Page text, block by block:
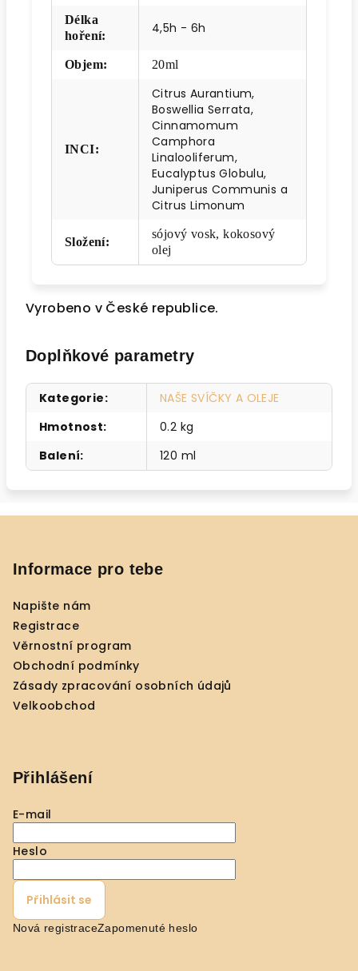
Délka
hoření: 4,5h - 6h
Objem: 20ml
INCI:
Citrus Aurantium,
Boswellia Serrata,
Cinnamomum
Camphora
Linalooliferum,
Eucalyptus Globulu,
Juniperus Communis a
Citrus Limonum
Složení:
sójový vosk, kokosový
olej
Vyrobeno v České republice.
Doplňkové parametry
Kategorie:
NAŠE SVÍČKY A OLEJE
Hmotnost:
0.2 kg
Balení: 120 ml
Informace pro tebe
Napište nám
Registrace
Věrnostní program
Obchodní podmínky
Zásady zpracování osobních údajů
Velkoobchod
Přihlášení
E-mail
Heslo
Přihlásit se
Nová registraceZapomenuté heslo